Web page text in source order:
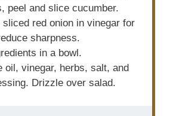
peel and slice cucumber.
red onion in vinegar for
sharpness.
in a bowl.
oil, vinegar, herbs, salt, and
Drizzle over salad.